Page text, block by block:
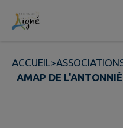
Contenu
ACCUEIL>
AMAP DE